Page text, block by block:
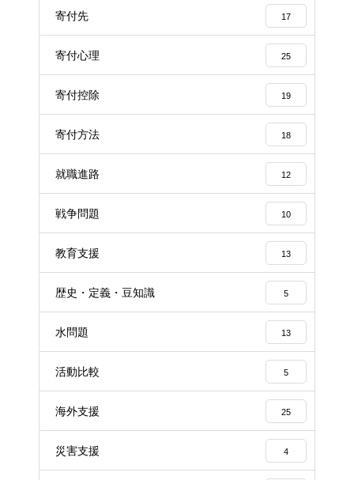
寄付先 17
寄付心理 25
寄付控除 19
寄付方法 18
就職進路 12
戦争問題 10
教育支援 13
歴史・定義・豆知識 5
水問題 13
活動比較 5
海外支援 25
災害支援 4